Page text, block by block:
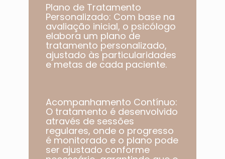
Plano de Tratamento
Personalizado: Com base na
avaliação inicial, o psicólogo
elabora um plano de
tratamento personalizado,
ajustado às particularidades
e metas de cada paciente.​
Acompanhamento Contínuo:
O tratamento é desenvolvido
através de sessões
regulares, onde o progresso
é monitorado e o plano pode
ser ajustado conforme